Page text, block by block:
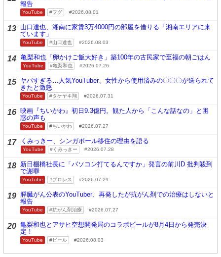
報告
YouTube フグ 2026.08.01
13 山口達也、湘南に家賃3万4000円の部屋を借りる「湘南エリアに来
ています」
YouTube 山口達也 2026.08.03
14 亀梨和也「卵かけご飯大好き」築100年の古民家で至福の朝ごはん
YouTube 亀梨和也 2026.07.26
15 ヤバすぎる…人気YouTuber、女性から使用済みの〇〇〇が送られて
きたと激怒
YouTube タケヤキ翔 2026.07.31
16 映画『ちいかわ』初日9.3億円。観た人から「こんな話なの」と困
惑の声も
YouTube ちいかわ 2026.07.27
17 くみっきー、シンガポール移住の理由を語る
YouTube くみっきー 2026.07.28
18 新日棚橋社長に「パソコン打てるんですか」発言の前川D 批判殺到
で謝罪
YouTube プロレス 2026.07.29
19 膵臓がん公表のYouTuber、再発したが抗がん剤での治療はしないと
報告
YouTube 抗がん剤治療 2026.07.27
20 亀梨和也とアサヒ空想開発局のコラボビールが8月4日から発売決
定！
YouTube ビール 2026.08.03